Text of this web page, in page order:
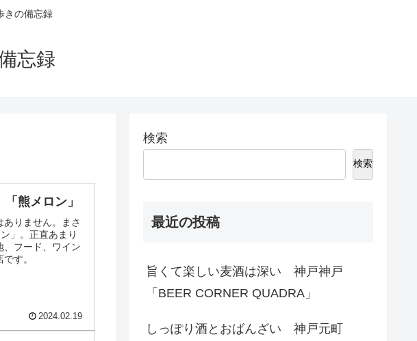
きの備忘録
忘録
熊メロン」
りません。まさ
」。正直あまり
、フード、ワイン
す。
2024.02.19
検索
検索
最近の投稿
旨くて楽しい麦酒は深い 神戸神戸
「BEER CORNER QUADRA」
しっぽり酒とおばんざい 神戸元町